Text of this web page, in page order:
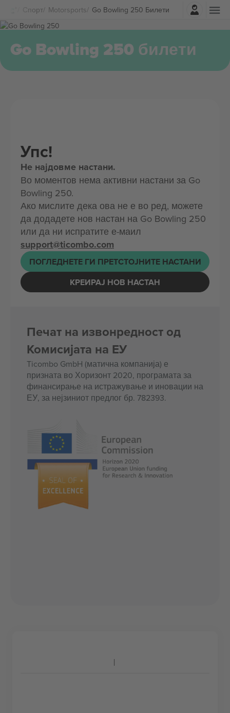
Спорт Motorsports Go Bowling 250 Билети
Најави се
Go Bowling 250 билети
Упс!
Не најдовме настани.
Во моментов нема активни настани за Go
Bowling 250.
Ако мислите дека ова не е во ред, можете
да додадете нов настан на Go Bowling 250
или да ни испратите е-маил
support@ticombo.com
ПОГЛЕДНЕТЕ ГИ ПРЕТСТОЈНИТЕ НАСТАНИ
КРЕИРАЈ НОВ НАСТАН
Печат на извонредност од
Комисијата на ЕУ
Ticombo GmbH (матична компанија) е
призната во Хоризонт 2020, програмата за
финансирање на истражување и иновации на
ЕУ, за нејзиниот предлог бр. 782393.